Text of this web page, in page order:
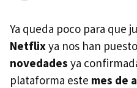
Ya queda poco para que
Netflixya nos han
novedades ya
plataforma este mes de